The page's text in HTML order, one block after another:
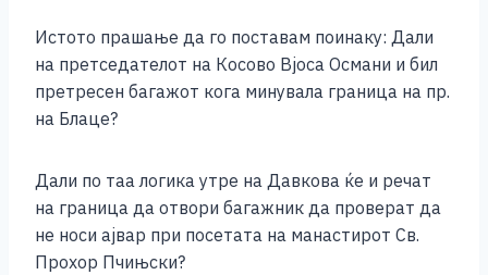
Истото прашање да го поставам поинаку: Дали
на претседателот на Косово Вјоса Османи и бил
претресен багажот кога минувала граница на пр.
на Блаце?
Дали по таа логика утре на Давкова ќе и речат
на граница да отвори багажник да проверат да
не носи ајвар при посетата на манастирот Св.
Прохор Пчињски?